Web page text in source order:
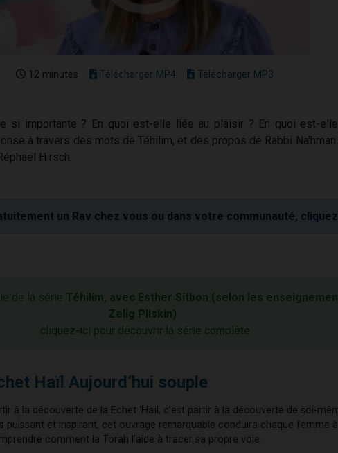
12 minutes Télécharger MP4 Télécharger MP3
si importante ? En quoi est-elle liée au plaisir ? En quoi est-
à travers des mots de Téhilim, et des propos de Rabbi
Hirsch.
un Rav chez vous ou dans votre communauté,
de la série Téhilim, avec Esther Sitbon (selon les
Zelig Pliskin) :
cliquez-ici pour découvrir la série complète
Haïl Aujourd’hui souple
à la découverte de la Echet ‘Haïl, c’est partir à la découverte de soi-
puissant et inspirant, cet ouvrage remarquable conduira chaque femme à
comment la Torah l’aide à tracer sa propre voie.